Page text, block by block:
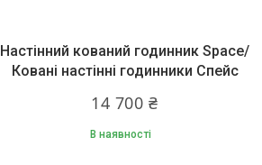
Настінний кований годинник Space/
Ковані настінні годинники Спейс
14 700 ₴
В наявності